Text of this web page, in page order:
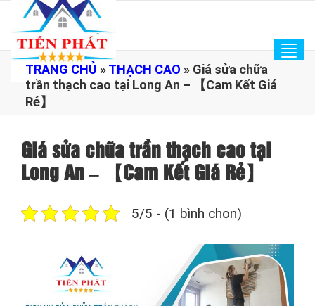
TRANG CHỦ »THẠCH CAO » Giá sửa chữa
trần thạch cao tại Long An – 【Cam Kết Giá
Rẻ】
Giá sửa chữa trần thạch cao tại
Long An – 【Cam Kết Giá Rẻ】
5/5 - (1 bình chọn)